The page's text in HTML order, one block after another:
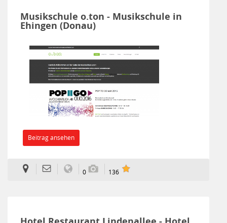
Musikschule o.ton - Musikschule in
Ehingen (Donau)
Beitrag ansehen
0 136